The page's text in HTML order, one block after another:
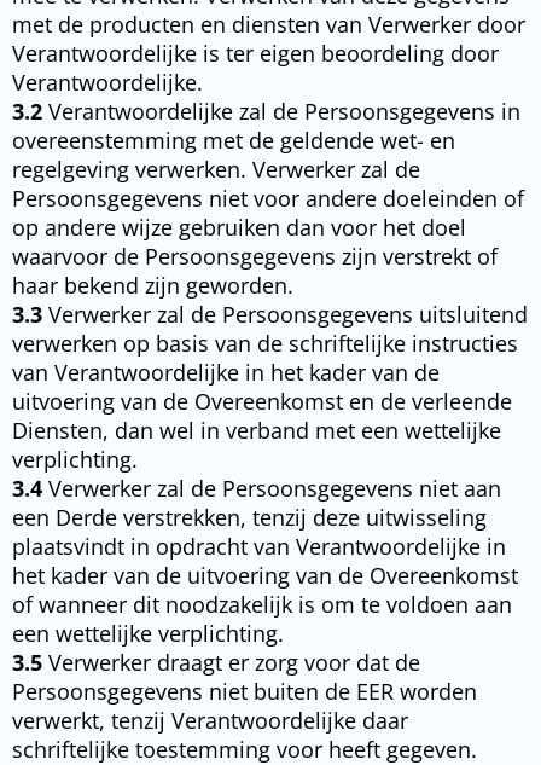
met de producten en diensten van Verwerker door
Verantwoordelijke is ter eigen beoordeling door
Verantwoordelijke.
3.2 Verantwoordelijke zal de Persoonsgegevens in
overeenstemming met de geldende wet- en
regelgeving verwerken. Verwerker zal de
Persoonsgegevens niet voor andere doeleinden of
op andere wijze gebruiken dan voor het doel
waarvoor de Persoonsgegevens zijn verstrekt of
haar bekend zijn geworden.
3.3 Verwerker zal de Persoonsgegevens uitsluitend
verwerken op basis van de schriftelijke instructies
van Verantwoordelijke in het kader van de
uitvoering van de Overeenkomst en de verleende
Diensten, dan wel in verband met een wettelijke
verplichting.
3.4 Verwerker zal de Persoonsgegevens niet aan
een Derde verstrekken, tenzij deze uitwisseling
plaatsvindt in opdracht van Verantwoordelijke in
het kader van de uitvoering van de Overeenkomst
of wanneer dit noodzakelijk is om te voldoen aan
een wettelijke verplichting.
3.5 Verwerker draagt er zorg voor dat de
Persoonsgegevens niet buiten de EER worden
verwerkt, tenzij Verantwoordelijke daar
schriftelijke toestemming voor heeft gegeven.